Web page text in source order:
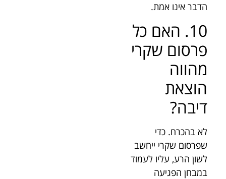
הדבר אינו אמת.
10. האם כל
פרסום שקרי
מהווה
הוצאת
דיבה?
לא בהכרח. כדי
שפרסום שקרי ייחשב
לשון הרע, עליו לעמוד
במבחן הפגיעה